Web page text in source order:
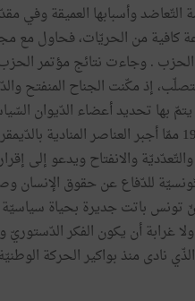
وأسبابها العميقة وفي
كافية من الحريّات، فحاول
إذ مكّنت الجناح المنفتح
يتمّ بها تحديد أعضاء الدّيوان
الدّيمقراطيّ النّاشئ. وانتكست التّجربة في مؤتمر 1974 ممّا
والانفتاح ويدعو إلى
تونس باتت جديرة بحياة
غرابة أن يكون الفكر
نادى منذ بواكير الحركة